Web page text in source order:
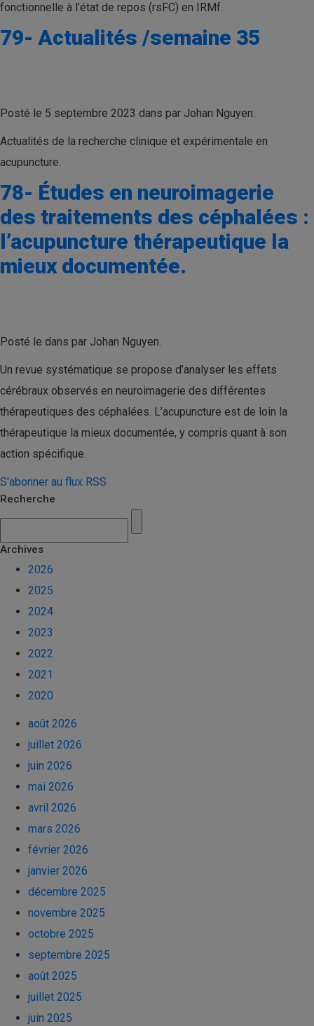
fonctionnelle à l’état de repos (rsFC) en IRMf.
79- Actualités /semaine 35
Posté le 5 septembre 2023 dans par Johan Nguyen.
Actualités de la recherche clinique et expérimentale en
acupuncture.
78- Études en neuroimagerie
des traitements des céphalées :
l’acupuncture thérapeutique la
mieux documentée.
Posté le dans par Johan Nguyen.
Un revue systématique se propose d’analyser les effets
cérébraux observés en neuroimagerie des différentes
thérapeutiques des céphalées. L’acupuncture est de loin la
thérapeutique la mieux documentée, y compris quant à son
action spécifique.
S'abonner au flux RSS
Recherche
Archives
2026
2025
2024
2023
2022
2021
2020
août 2026
juillet 2026
juin 2026
mai 2026
avril 2026
mars 2026
février 2026
janvier 2026
décembre 2025
novembre 2025
octobre 2025
septembre 2025
août 2025
juillet 2025
juin 2025